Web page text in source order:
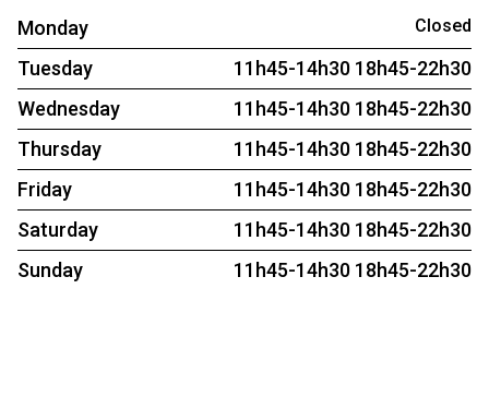
Monday Closed
Tuesday
11h45-14h30 18h45-22h30
Wednesday
11h45-14h30 18h45-22h30
Thursday
11h45-14h30 18h45-22h30
Friday
11h45-14h30 18h45-22h30
Saturday
11h45-14h30 18h45-22h30
Sunday
11h45-14h30 18h45-22h30